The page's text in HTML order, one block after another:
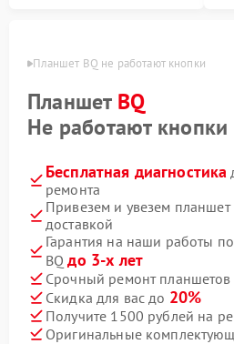
Планшет BQ не работают кнопки
Планшет BQ
Не работают кнопки
Бесплатная диагностика
ремонта
Привезем и увезем планшет
доставкой
Гарантия на наши работы
BQдо 3-х лет
Срочный ремонт планшетов
Скидка для вас до 20%
Получите 1500 рублей на
Оригинальные